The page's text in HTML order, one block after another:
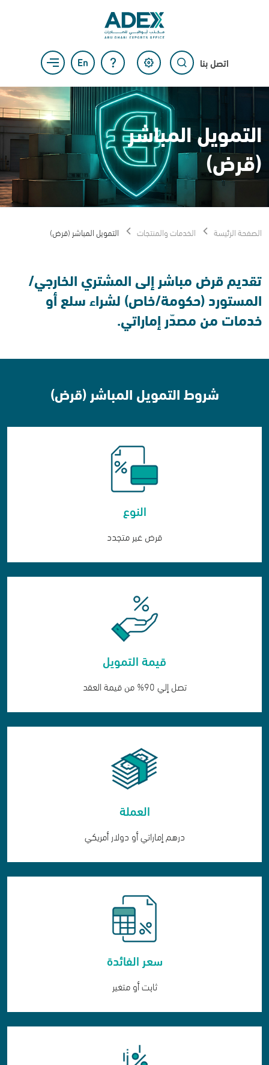
اتصل بنا
التمويل المباشر
(قرض)
الصفحة الرئيسة الخدمات والمنتجات التمويل المباشر (قرض)
تقديم قرض مباشر إلى المشتري الخارجي/
المستورد (حكومة/خاص) لشراء سلع أو
خدمات من مصدّر إماراتي.
شروط التمويل المباشر (قرض)
النوع
قرض غير متجدد
قيمة التمويل
تصل إلي 90% من قيمة العقد
العملة
درهم إماراتي أو دولار أمريكي
سعر الفائدة
ثابت أو متغير